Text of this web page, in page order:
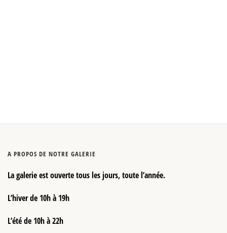
A PROPOS DE NOTRE GALERIE
La galerie est ouverte tous les jours, toute l’année.
L’hiver de 10h à 19h
L’été de 10h à 22h